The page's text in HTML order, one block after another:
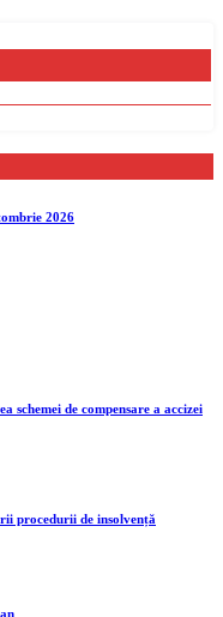
2026
de compensare a accizei
procedurii de insolvență